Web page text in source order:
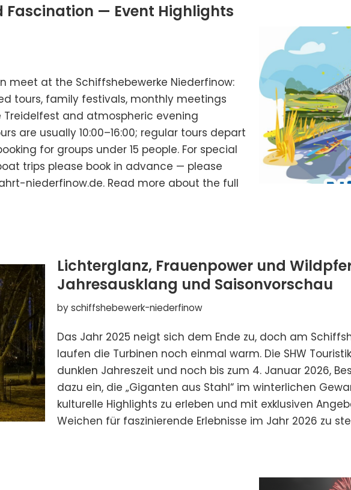
— Event Highlights
meet at the Schiffshebewerke Niederfinow:
tours, family festivals, monthly meetings
Treidelfest and atmospheric evening
are usually 10:00–16:00; regular tours depart
for groups under 15 people. For special
trips please book in advance — please
niederfinow.de. Read more about the full
Lichterglanz, Frauenpower und
Jahresausklang und Saisonvorschau
byschiffshebewerk-niederfinow
Das Jahr 2025 neigt sich dem Ende zu, doch am
laufen die Turbinen noch einmal warm. Die SHW
dunklen Jahreszeit und noch bis zum 4. Januar 2026,
dazu ein, die „Giganten aus Stahl“ im winterlichen
kulturelle Highlights zu erleben und mit exklusiven
Weichen für faszinierende Erlebnisse im Jahr 2026 zu